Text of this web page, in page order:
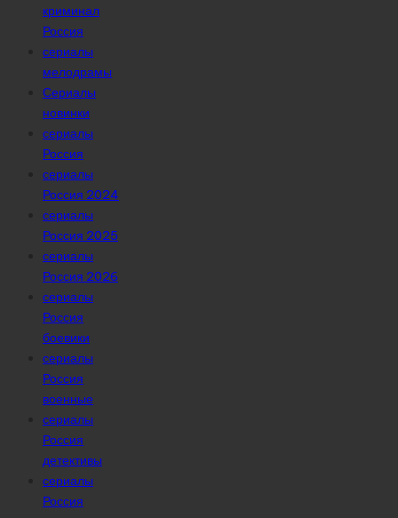
криминал
Россия
сериалы
мелодрамы
Сериалы
новинки
сериалы
Россия
сериалы
Россия 2024
сериалы
Россия 2025
сериалы
Россия 2026
сериалы
Россия
боевики
сериалы
Россия
военные
сериалы
Россия
детективы
сериалы
Россия